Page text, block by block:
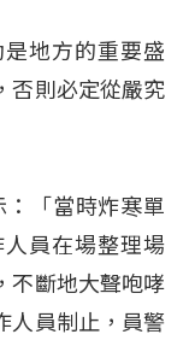
地方的重要盛
否則必定從嚴究
「當時炸寒單
員在場整理場
不斷地大聲咆哮
人員制止，員警